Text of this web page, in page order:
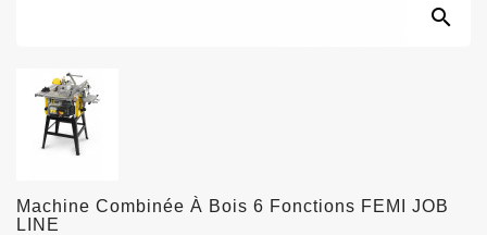
search
Machine Combinée À Bois 6 Fonctions FEMI JOB
LINE